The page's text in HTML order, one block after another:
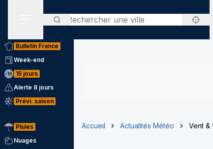
Rechercher
Bulletin France
Week-end
15 jours
Alerte 8 jours
Prévi. saison
Pluies
Nuages
Accueil Actualités Météo Vent &